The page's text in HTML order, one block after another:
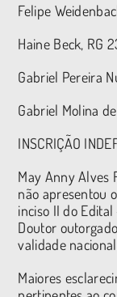
Felipe
Haine Beck, RG
Gabriel Pereira
Gabriel Molina
INSCRIÇÃO
May Anny Alves
não apresentou
inciso II do
Doutor
validade
Maiores